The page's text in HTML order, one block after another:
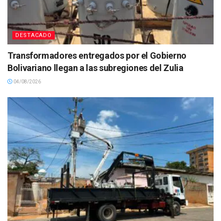
DESTACADO
Transformadores entregados por el Gobierno
Bolivariano llegan a las subregiones del Zulia
04/08/2026